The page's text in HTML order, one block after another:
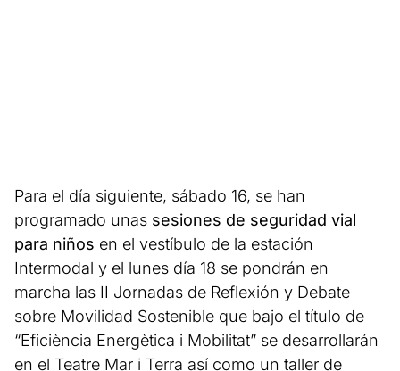
Para el día siguiente, sábado 16, se han
programado unas sesiones de seguridad vial
para niños en el vestíbulo de la estación
Intermodal y el lunes día 18 se pondrán en
marcha las II Jornadas de Reflexión y Debate
sobre Movilidad Sostenible que bajo el título de
“Eficiència Energètica i Mobilitat” se desarrollarán
en el Teatre Mar i Terra así como un taller de